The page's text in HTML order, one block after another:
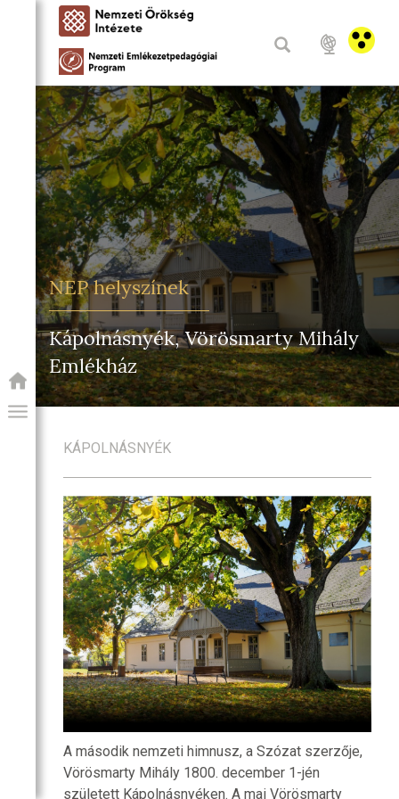
PROGRAM
NEP helyszínek
Kápolnásnyék, Vörösmarty Mihály
Emlékház
KÁPOLNÁSNYÉK
A második nemzeti himnusz, a Szózat szerzője,
Vörösmarty Mihály 1800. december 1-jén
született Kápolnásnyéken. A mai Vörösmarty